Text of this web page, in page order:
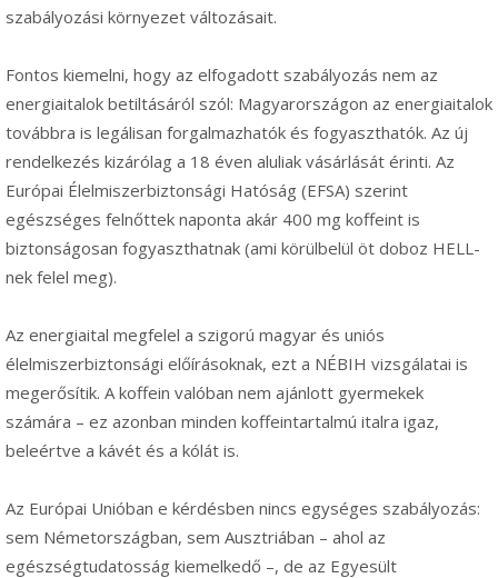
szabályozási környezet változásait.
Fontos kiemelni, hogy az elfogadott szabályozás nem az
energiaitalok betiltásáról szól: Magyarországon az energiaitalok
továbbra is legálisan forgalmazhatók és fogyaszthatók. Az új
rendelkezés kizárólag a 18 éven aluliak vásárlását érinti. Az
Európai Élelmiszerbiztonsági Hatóság (EFSA) szerint
egészséges felnőttek naponta akár 400 mg koffeint is
biztonságosan fogyaszthatnak (ami körülbelül öt doboz HELL-
nek felel meg).
Az energiaital megfelel a szigorú magyar és uniós
élelmiszerbiztonsági előírásoknak, ezt a NÉBIH vizsgálatai is
megerősítik. A koffein valóban nem ajánlott gyermekek
számára – ez azonban minden koffeintartalmú italra igaz,
beleértve a kávét és a kólát is.
Az Európai Unióban e kérdésben nincs egységes szabályozás:
sem Németországban, sem Ausztriában – ahol az
egészségtudatosság kiemelkedő –, de az Egyesült